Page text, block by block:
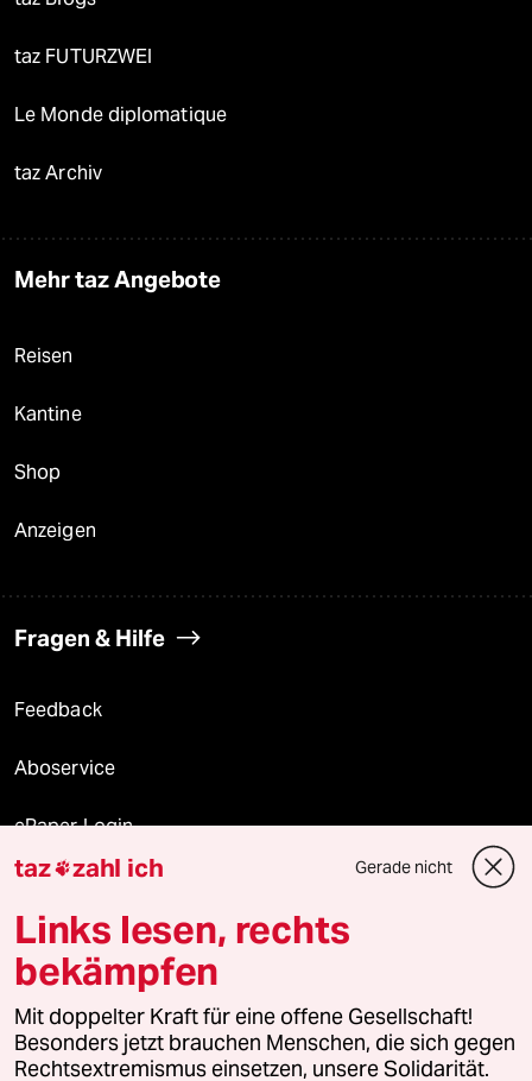
taz FUTURZWEI
Le Monde diplomatique
taz Archiv
Mehr taz Angebote
Reisen
Kantine
Shop
Anzeigen
Fragen & Hilfe
Feedback
Aboservice
ePaper Login
Downloads für Abonnierende
© 2026 taz Verlags und Vertriebs GmbH
Alle Rechte vorbehalten. Bei rechtlichen Fragen oder für Genehmigungen
wenden Sie sich bitte an
lizenzen@taz.de
taz zahl ich Gerade nicht
Links lesen, rechts
bekämpfen
Mit doppelter Kraft für eine offene Gesellschaft!
Besonders jetzt brauchen Menschen, die sich gegen
Rechtsextremismus einsetzen, unsere Solidarität.